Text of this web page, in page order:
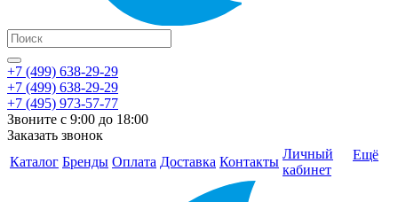
+7 (499) 638-29-29
+7 (499) 638-29-29
+7 (495) 973-57-77
Звоните с 9:00 до 18:00
Заказать звонок
Каталог Бренды Оплата Доставка Контакты
Личный
кабинет
Ещё